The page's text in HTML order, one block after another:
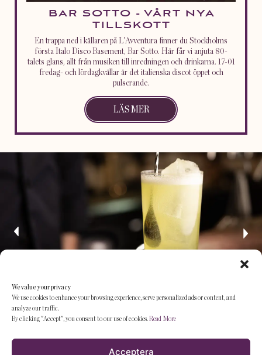
We value your privacy
We use cookies to enhance your browsing experience, serve personalized ads or content, and
analyze our traffic.
By clicking "Accept", you consent to our use of cookies.Read More
Acceptera
BAR SOTTO - VÅRT NYA
TILLSKOTT
En trappa ned i källaren på L'Avventura finner du Stockholms
första Italo Disco Basement, Bar Sotto. Här får vi anjuta 80-
talets glans, allt från musiken till inredningen och drinkarna. 17-01
fredag- och lördagkvällar är det italienska discot öppet och
pulserande.
LÄS MER
BAR